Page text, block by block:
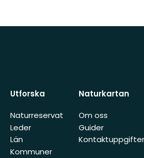
Utforska
Naturreservat
Leder
Län
Kommuner
Naturkartan
Om oss
Guider
Kontaktuppgifter